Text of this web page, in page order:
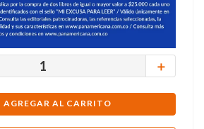
＋
AGREGAR AL CARRITO